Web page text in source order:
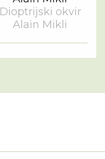
Dioptrijski okvir
Alain Mikli